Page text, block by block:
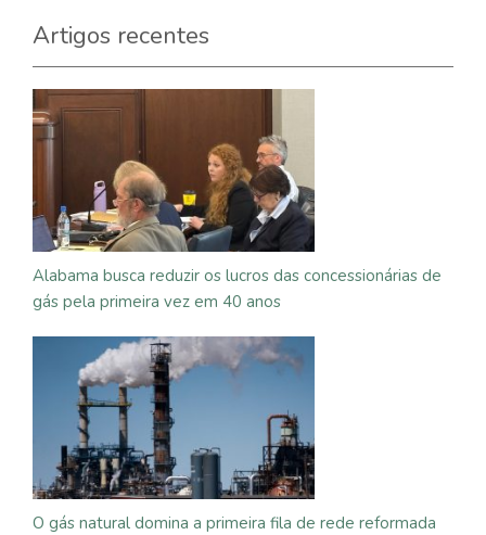
Artigos recentes
Alabama busca reduzir os lucros das concessionárias de
gás pela primeira vez em 40 anos
O gás natural domina a primeira fila de rede reformada